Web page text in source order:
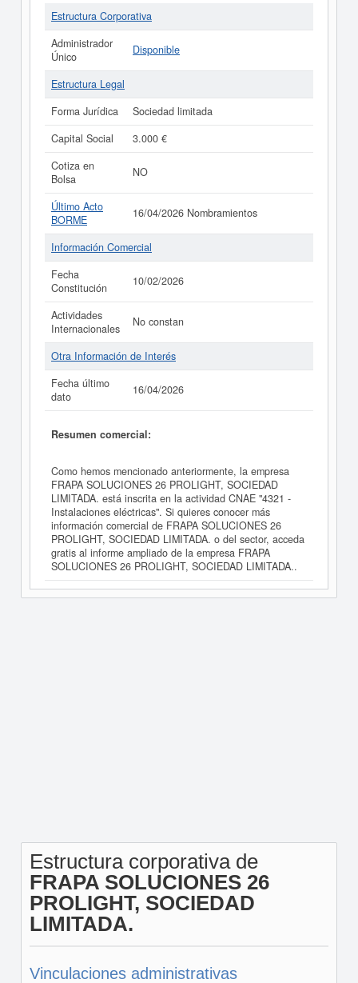
Estructura Corporativa
Administrador
Único
Disponible
Estructura Legal
Forma Jurídica
Sociedad limitada
Capital Social
3.000 €
Cotiza en
Bolsa
NO
Último Acto
BORME
16/04/2026 Nombramientos
Información Comercial
Fecha
Constitución
10/02/2026
Actividades
Internacionales
No constan
Otra Información de Interés
Fecha último
dato
16/04/2026
Resumen comercial:
Como hemos mencionado anteriormente, la empresa
FRAPA SOLUCIONES 26 PROLIGHT, SOCIEDAD
LIMITADA. está inscrita en la actividad CNAE "4321 -
Instalaciones eléctricas". Si quieres conocer más
información comercial de FRAPA SOLUCIONES 26
PROLIGHT, SOCIEDAD LIMITADA. o del sector, acceda
gratis al informe ampliado de la empresa FRAPA
SOLUCIONES 26 PROLIGHT, SOCIEDAD LIMITADA..
Estructura corporativa de
FRAPA SOLUCIONES 26
PROLIGHT, SOCIEDAD
LIMITADA.
Vinculaciones administrativas